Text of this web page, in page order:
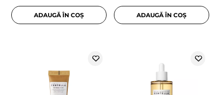
ADAUGĂ ÎN COȘ ADAUGĂ ÎN COȘ